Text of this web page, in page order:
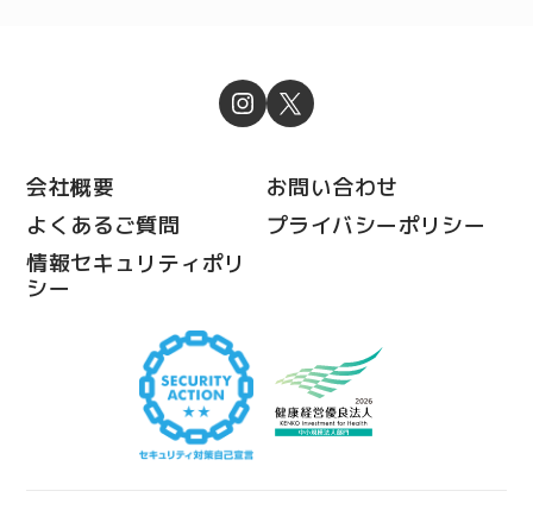
会社概要
お問い合わせ
よくあるご質問
プライバシーポリシー
情報セキュリティポリ
シー